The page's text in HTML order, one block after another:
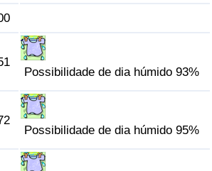
Possibilidade de dia húmido 93%
Possibilidade de dia húmido 95%
(Atual)
por País